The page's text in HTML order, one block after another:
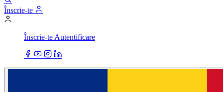
Înscrie-te
Înscrie-te Autentificare